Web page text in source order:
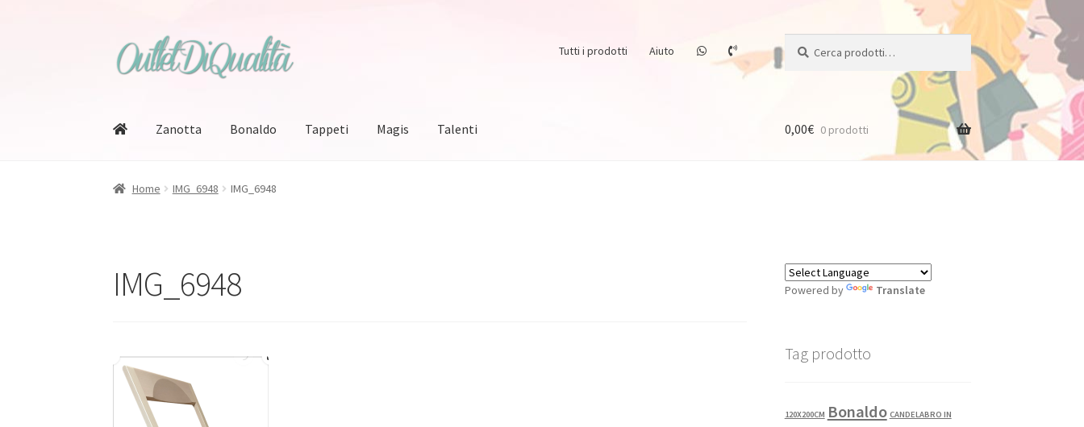
Vai
alla
Vai
al
Tutti i prodotti Aiuto
Zanotta Bonaldo Tappeti Magis Talenti 0,00€ 0 prodotti
Home IMG_6948 IMG_6948
IMG_6948 Powered by Translate
Tag prodotto
120X200CM Bonaldo CANDELABRO IN